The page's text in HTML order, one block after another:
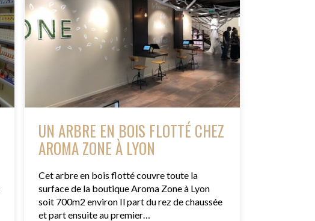
UN ARBRE EN BOIS FLOTTÉ CHEZ
AROMA ZONE À LYON
Cet arbre en bois flotté couvre toute la
surface de la boutique Aroma Zone à Lyon
soit 700m2 environ Il part du rez de chaussée
et part ensuite au premier…